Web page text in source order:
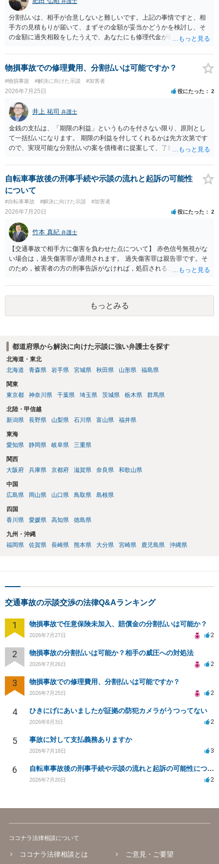
分割払いは、相手が合意しないと難しいです。上記の事情ですと、相
手方の見積もりが届いて、まずその金額が妥当かどうかを検討し、そ
の金額に過失相殺をしたうえで、あなたにも修理代金が発生している
分割払いにしたいとの示談案を提案するのが良いかと思います。威圧
されるのであれば、斡旋、仲裁、民事調停を利用しては如何でしょう
物損事故での修理費用、分割払いは可能ですか？
#物損事故 #解決に向けた示談 #加害者
2026年7月25日 役にたった 2
井上 祐司 弁護士
金銭の支払は、「期限の利益」というものを付さない限り、原則とし
て一括払いになります。 期限の利益を付してくれるかは先方次第です
ので、実現可能な分割払いの案を債権者に提案して、了解してもらえ
自転車事故後の刑事手続や示談の流れと起訴の可能性
について
#自転車事故 #解決に向けた示談 #加害者
2026年7月20日 役にたった 2
竹本 真紀 弁護士
【交通事故で相手方に傷害を負わせた点について】 赤色信号無視がな
い場合は，過失傷害罪が適用されます。 過失傷害罪は親告罪です。そ
のため，被害者の方の刑事告訴がなければ，処罰されることはありま
あれば，示談が成立すれば告訴をすることはないと思います。 したが
いまして，被害者との示談を優先し，これにより告訴がない状態とす
れば，刑事処分を受けることはなくなります。 一方，赤色信号無視が
あった場合は，少し複雑になります。 単純に過失傷害罪と判断される
では殊更無視にはなりません。看過です）は過失の中でも重大なもの
ですから，重過失致傷罪が成立すると判断される場合もあり得ると思
います。重過失致傷罪は親告罪ではありません。 もっとも，自転車よ
場合には，情状により，その刑を免除することができる」との規定が
あります。したがいまして，不起訴にされる可能性が大きくなるので
す。 そうすると自転車でも同様に考えられ，２週間の怪我であれば，
やはり示談交渉は大事になると思います。
もっとみる
都道府県から解決に向けた示談に強い弁護士を探す
北海道・東北
北海道
青森県 岩手県 宮城県 秋田県 山形県 福島県
関東
東京都
神奈川県 千葉県 埼玉県 茨城県 栃木県 群馬県
北陸・甲信越
新潟県
長野県 山梨県 石川県 富山県 福井県
東海
愛知県
静岡県 岐阜県 三重県
関西
大阪府
兵庫県 京都府 滋賀県 奈良県 和歌山県
中国
広島県
岡山県 山口県 鳥取県 島根県
四国
香川県
愛媛県 高知県 徳島県
九州・沖縄
福岡県
佐賀県 長崎県 熊本県 大分県 宮崎県 鹿児島県 沖縄県
交通事故の示談交渉の法律Q&Aランキング
1 物損事故で任意保険未加入、賠償金の分割払いは可能か？
2026年7月27日 2
2 物損事故の分割払いは可能か？相手の威圧への対処法
2026年7月26日 2
3 物損事故での修理費用、分割払いは可能ですか？
2026年7月25日 2
4 ひきにげにあいましたが証拠の防犯カメラがうつってない
2026年8月3日 2
5 事故に対して支払義務ありますか
2026年7月18日 3
6 自転車事故後の刑事手続や示談の流れと起訴の可能性について
2026年7月20日 2
ココナラ法律相談について
ココナラ法律相談とは
ご意見・ご要望